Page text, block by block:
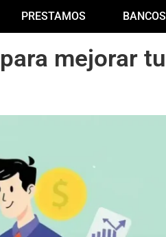
PRESTAMOS BANCOS
mejorar tu